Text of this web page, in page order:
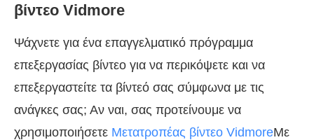
βίντεο Vidmore
Ψάχνετε για ένα επαγγελματικό πρόγραμμα
επεξεργασίας βίντεο για να περικόψετε και να
επεξεργαστείτε τα βίντεό σας σύμφωνα με τις
ανάγκες σας; Αν ναι, σας προτείνουμε να
χρησιμοποιήσετε Μετατροπέας βίντεο VidmoreΜε